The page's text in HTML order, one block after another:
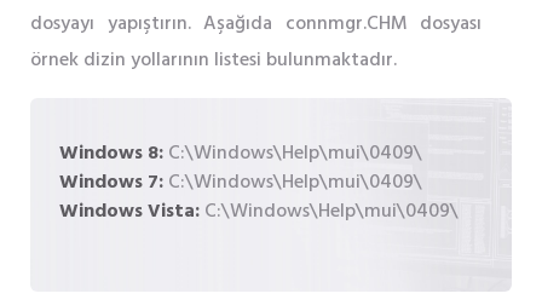
dosyayı yapıştırın. Aşağıda connmgr.CHM dosyası
örnek dizin yollarının listesi bulunmaktadır.
Windows 8:C:\Windows\Help\mui\0409\
Windows 7:C:\Windows\Help\mui\0409\
Windows Vista:C:\Windows\Help\mui\0409\